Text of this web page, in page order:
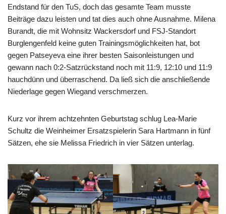
Endstand für den TuS, doch das gesamte Team musste
Beiträge dazu leisten und tat dies auch ohne Ausnahme. Milena
Burandt, die mit Wohnsitz Wackersdorf und FSJ-Standort
Burglengenfeld keine guten Trainingsmöglichkeiten hat, bot
gegen Patseyeva eine ihrer besten Saisonleistungen und
gewann nach 0:2-Satzrückstand noch mit 11:9, 12:10 und 11:9
hauchdünn und überraschend. Da ließ sich die anschließende
Niederlage gegen Wiegand verschmerzen.
Kurz vor ihrem achtzehnten Geburtstag schlug Lea-Marie
Schultz die Weinheimer Ersatzspielerin Sara Hartmann in fünf
Sätzen, ehe sie Melissa Friedrich in vier Sätzen unterlag.